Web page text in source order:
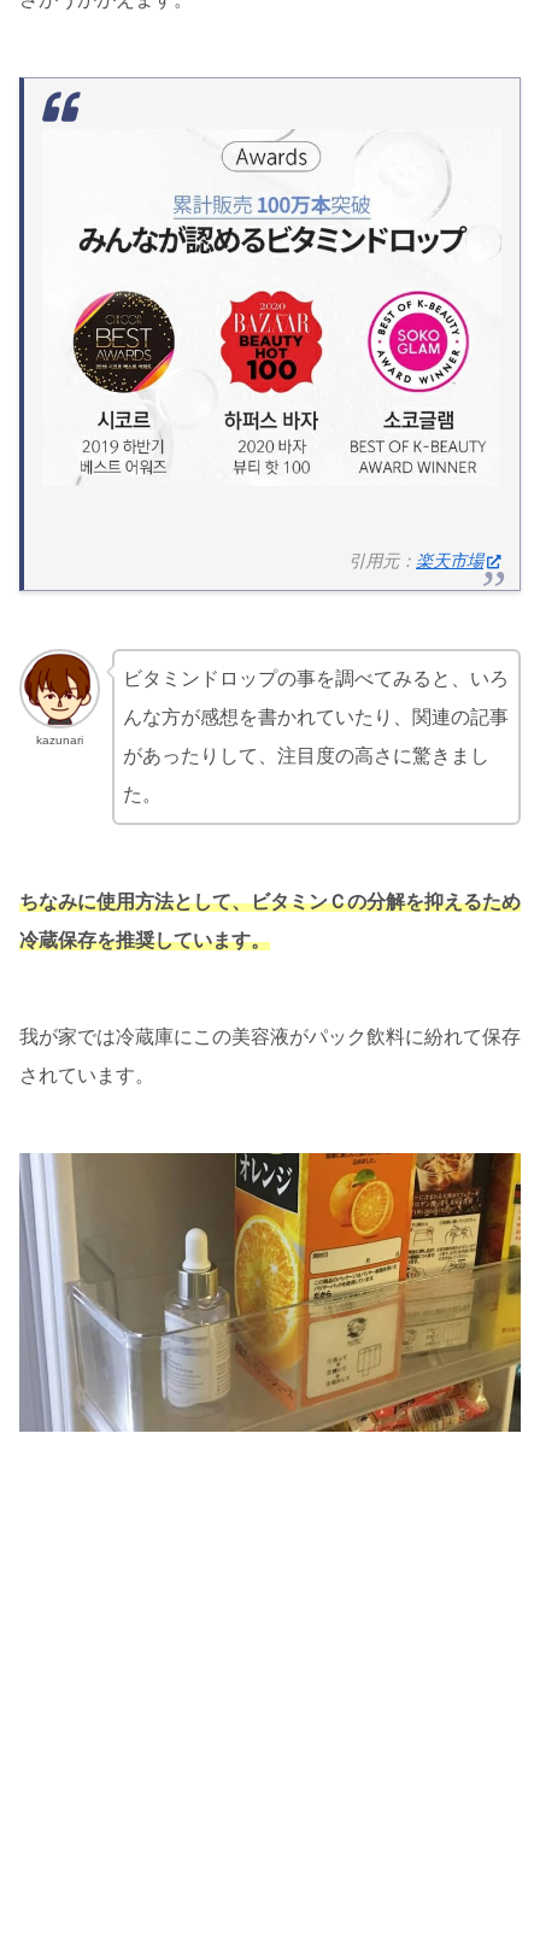
引用元： 楽天市場
kazunari
ビタミンドロップの事を調べてみると、いろ
んな方が感想を書かれていたり、関連の記事
があったりして、注目度の高さに驚きまし
た。
ちなみに使用方法として、ビタミンＣの分解を抑えるため
冷蔵保存を推奨しています。
我が家では冷蔵庫にこの美容液がパック飲料に紛れて保存
されています。